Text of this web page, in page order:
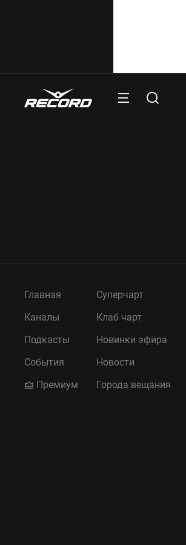
Главная
Каналы
Подкасты
События
Премиум
Суперчарт
Клаб чарт
Новинки эфира
Новости
Города вещания